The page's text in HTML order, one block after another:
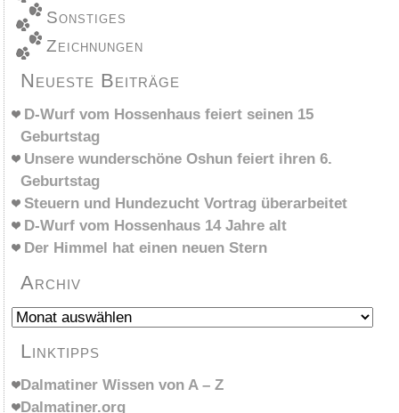
Sonstiges
Zeichnungen
Neueste Beiträge
D-Wurf vom Hossenhaus feiert seinen 15
Geburtstag
Unsere wunderschöne Oshun feiert ihren 6.
Geburtstag
Steuern und Hundezucht Vortrag überarbeitet
D-Wurf vom Hossenhaus 14 Jahre alt
Der Himmel hat einen neuen Stern
Archiv
Archiv
Linktipps
Dalmatiner Wissen von A – Z
Dalmatiner.org